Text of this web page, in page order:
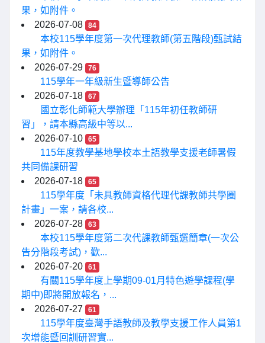
果，如附件。
2026-07-08
84
本校115學年度第一次代理教師(第五階段)甄試結
果，如附件。
2026-07-29
76
115學年一年級新生暨導師公告
2026-07-18
67
國立彰化師範大學辦理「115年初任教師研
習」，請本縣高級中等以...
2026-07-10
65
115年度教學基地學校本土語教學支援老師暑假
共同備課研習
2026-07-18
65
115學年度「未具教師資格代理代課教師共學圈
計畫」一案，請各校...
2026-07-28
63
本校115學年度第二次代課教師甄選簡章(一次公
告分階段考試)，歡...
2026-07-20
61
有關115學年度上學期09-01月特色遊學課程(學
期中)即將開放報名，...
2026-07-27
61
115學年度臺灣手語教師及教學支援工作人員第1
次增能暨回訓研習實...